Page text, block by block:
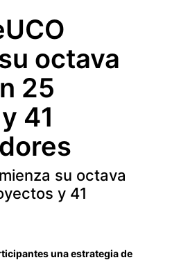
octava
25
41
su octava
y 41
una estrategia de